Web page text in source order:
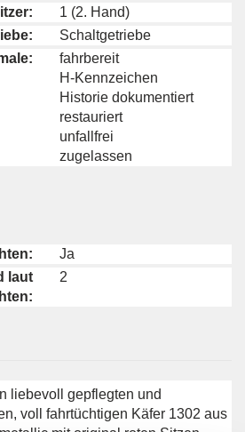
1 (2. Hand)
Schaltgetriebe
fahrbereit
H-Kennzeichen
Historie dokumentiert
restauriert
unfallfrei
zugelassen
Ja
laut
2
liebevoll gepflegten und
voll fahrtüchtigen Käfer 1302 aus